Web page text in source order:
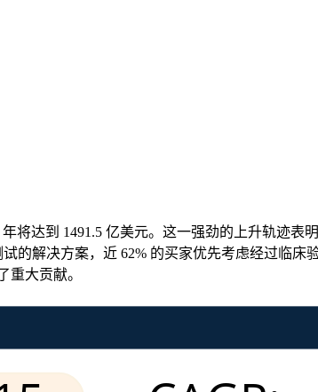
将达到 1491.5 亿美元。这一强劲的上升轨迹表
的解决方案，近 62% 的买家优先考虑经过临床
重大贡献。